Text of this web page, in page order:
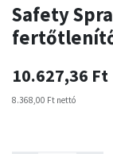
Safety
10.627,36 Ft
8.368,00 Ft nettó